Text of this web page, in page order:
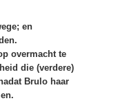
en
overmacht te
die (verdere)
Brulo haar